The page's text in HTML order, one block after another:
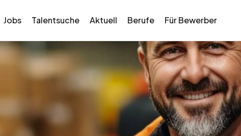
Jobs Talentsuche Aktuell Berufe Für Bewerber